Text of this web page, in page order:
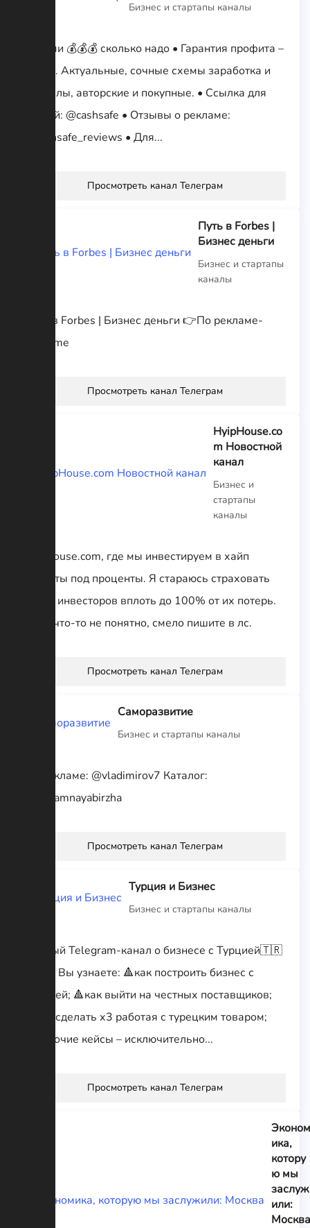
Бизнес и стартапы каналы
Возьми 💰💰💰 сколько надо • Гарантия профита –
100%. Актуальные, сочные схемы заработка и
мануалы, авторские и покупные. • Ссылка для
друзей: @cashsafe • Отзывы о рекламе:
@cashsafe_reviews • Для...
Просмотреть канал Телеграм
Путь в Forbes |
Бизнес деньги
Бизнес и стартапы
каналы
Путь в Forbes | Бизнес деньги 👉По рекламе-
@Rikime
Просмотреть канал Телеграм
HyipHouse.co
m Новостной
канал
Бизнес и
стартапы
каналы
Hyiphouse.com, где мы инвестируем в хайп
проекты под проценты. Я стараюсь страховать
своих инвесторов вплоть до 100% от их потерь.
Кому что-то не понятно, смело пишите в лс.
Просмотреть канал Телеграм
Саморазвитие
Бизнес и стартапы каналы
По рекламе: @vladimirov7 Каталог:
@reklamnayabirzha
Просмотреть канал Телеграм
Турция и Бизнес
Бизнес и стартапы каналы
Первый Telegram-канал о бизнесе с Турцией🇹🇷
Здесь Вы узнаете: 🔺как построить бизнес с
Турцией; 🔺как выйти на честных поставщиков;
🔺как сделать х3 работая с турецким товаром;
🔺рабочие кейсы – исключительно...
Просмотреть канал Телеграм
Эконом
ика,
котору
ю мы
заслуж
или:
Москва